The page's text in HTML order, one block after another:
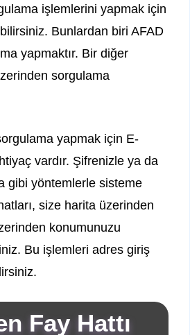
işlemlerini yapmak için
Bunlardan biri AFAD
yapmaktır. Bir diğer
sorgulama
yapmak için E-
vardır. Şifrenizle ya da
gibi yöntemlerle sisteme
size harita üzerinden
konumunuzu
Bu işlemleri adres giriş
Fay Hattı